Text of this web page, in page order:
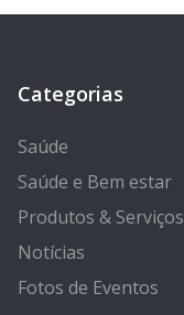
Categorias
Saúde
Saúde e Bem estar
Produtos & Serviços
Notícias
Fotos de Eventos